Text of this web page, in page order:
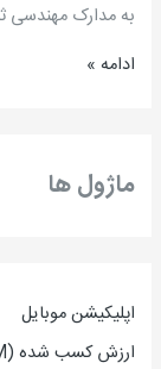
ماژول ها
اپلیکیشن موبایل
ارزش کسب شده (EVM) و قیمت تمام شده
به مدارک
ادامه »